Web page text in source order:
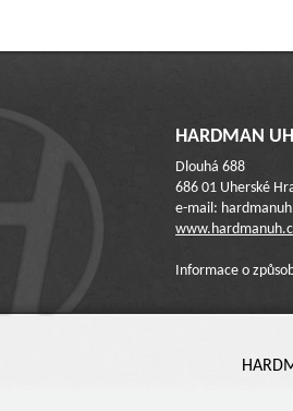
HARDMAN
Dlouhá 688
686 01 Uherské
e-mail:
Informace o